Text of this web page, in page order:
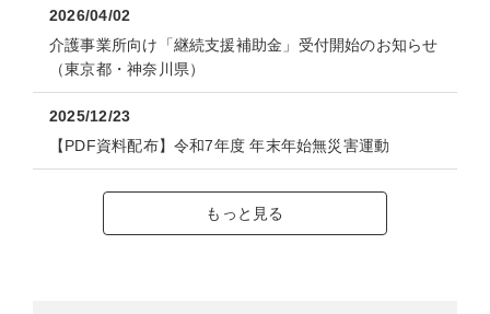
2026/04/02
介護事業所向け「継続支援補助金」受付開始のお知らせ
（東京都・神奈川県）
2025/12/23
【PDF資料配布】令和7年度 年末年始無災害運動
もっと見る